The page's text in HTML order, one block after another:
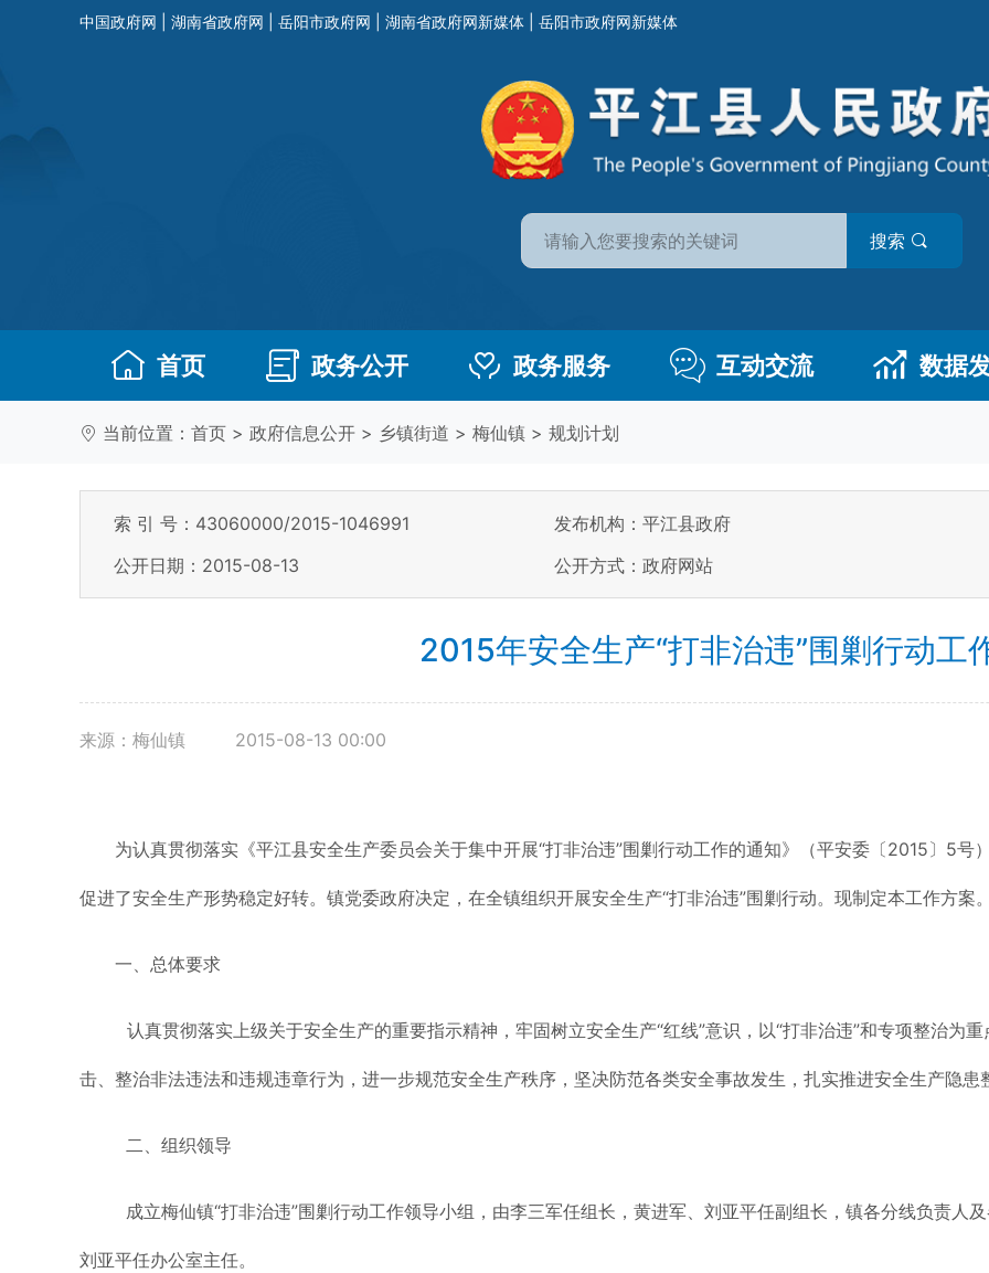
中国政府网 湖南省政府网 岳阳市政府网 湖南省政府网新媒体 岳阳市政府网新媒体
搜索
首页 政务公开 政务服务 互动交流 数据
当前位置： 首页 > 政府信息公开 > 乡镇街道 > 梅仙镇 > 规划计划
索 引 号：43060000/2015-1046991 发布机构：平江县政府
公开日期：2015-08-13
公开方式：政府网站
2015年安全生产“打非治违”围剿行动工
来源：梅仙镇 2015-08-13 00:00
为认真贯彻落实《平江县安全生产委员会关于集中开展“打非治违”围剿行动工作的通知》（平安委〔2015〕5号
促进了安全生产形势稳定好转。镇党委政府决定，在全镇组织开展安全生产“打非治违”围剿行动。现制定本工作方案。
一、总体要求
认真贯彻落实上级关于安全生产的重要指示精神，牢固树立安全生产“红线”意识，以“打非治违”和专项整治为
击、整治非法违法和违规违章行为，进一步规范安全生产秩序，坚决防范各类安全事故发生，扎实推进安全生产隐患
二、组织领导
成立梅仙镇“打非治违”围剿行动工作领导小组，由李三军任组长，黄进军、刘亚平任副组长，镇各分线负责人
刘亚平任办公室主任。